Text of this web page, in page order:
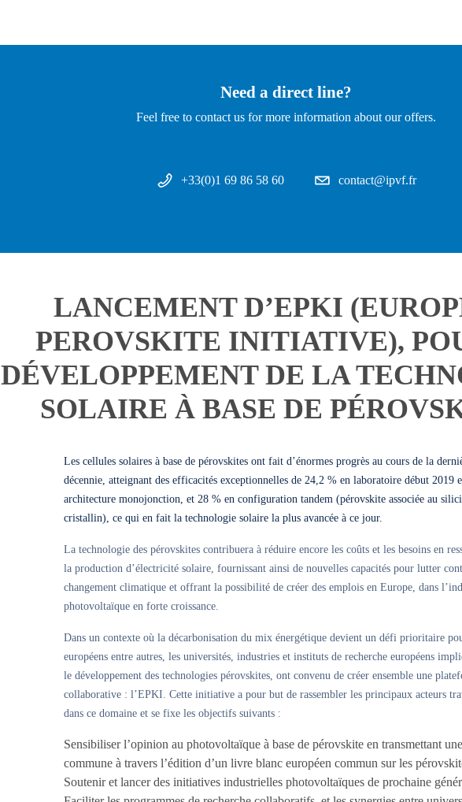
Need a direct line?
Feel free to contact us for more information about our offers.
+33(0)1 69 86 58 60 contact@ipvf.fr
LANCEMENT D’EPKI
PEROVSKITE INITIATIVE),
DÉVELOPPEMENT DE LA
SOLAIRE À BASE DE
Les cellules solaires à base de pérovskites ont fait d’énormes progrès au cours de la
décennie, atteignant des efficacités exceptionnelles de 24,2 % en laboratoire début 2019
architecture monojonction, et 28 % en configuration tandem (pérovskite associée au
cristallin), ce qui en fait la technologie solaire la plus avancée à ce jour.
La technologie des pérovskites contribuera à réduire encore les coûts et les besoins en
la production d’électricité solaire, fournissant ainsi de nouvelles capacités pour lutter
changement climatique et offrant la possibilité de créer des emplois en Europe, dans
photovoltaïque en forte croissance.
Dans un contexte où la décarbonisation du mix énergétique devient un défi prioritaire
européens entre autres, les universités, industries et instituts de recherche européens
le développement des technologies pérovskites, ont convenu de créer ensemble une
collaborative : l’EPKI. Cette initiative a pour but de rassembler les principaux acteurs
dans ce domaine et se fixe les objectifs suivants :
Sensibiliser l’opinion au photovoltaïque à base de pérovskite en transmettant
commune à travers l’édition d’un livre blanc européen commun sur les
Soutenir et lancer des initiatives industrielles photovoltaïques de prochaine